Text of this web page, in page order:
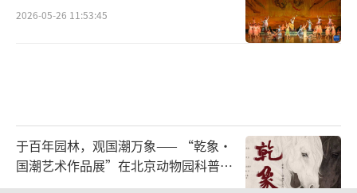
2026-05-26 11:53:45
于百年园林，观国潮万象—— “乾象·
国潮艺术作品展”在北京动物园科普馆
机动展厅开展